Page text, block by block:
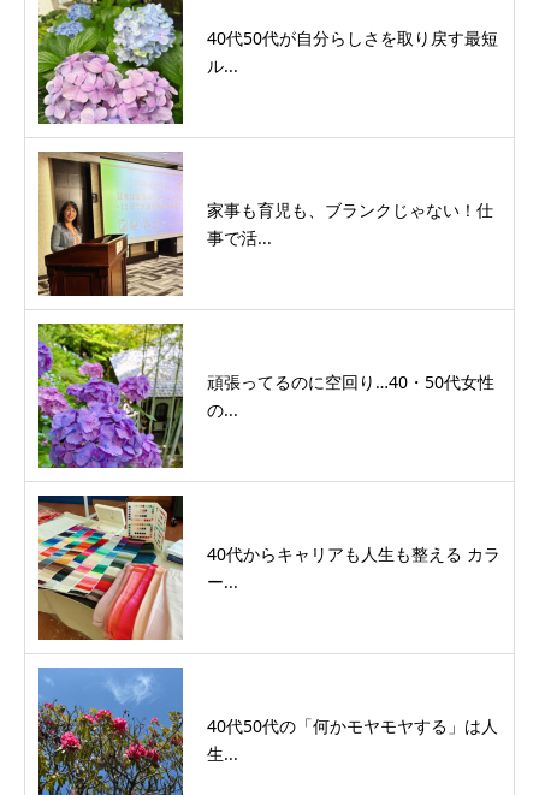
40代50代が自分らしさを取り戻す最短
ル...
家事も育児も、ブランクじゃない！仕
事で活...
頑張ってるのに空回り…40・50代女性
の...
40代からキャリアも人生も整える カラ
ー...
40代50代の「何かモヤモヤする」は人
生...